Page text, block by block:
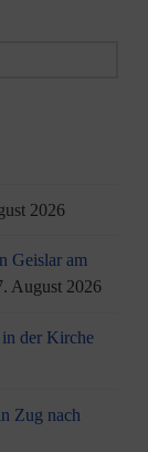
2026
Geislar am
August 2026
in der Kirche
Zug nach